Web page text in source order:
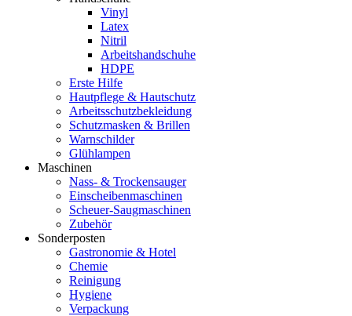
Vinyl
Latex
Nitril
Arbeitshandschuhe
HDPE
Erste Hilfe
Hautpflege & Hautschutz
Arbeitsschutzbekleidung
Schutzmasken & Brillen
Warnschilder
Glühlampen
Maschinen
Nass- & Trockensauger
Einscheibenmaschinen
Scheuer-Saugmaschinen
Zubehör
Sonderposten
Gastronomie & Hotel
Chemie
Reinigung
Hygiene
Verpackung